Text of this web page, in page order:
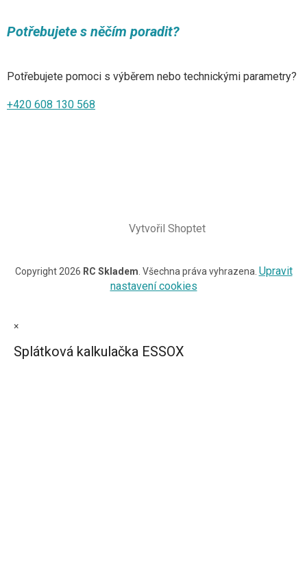
Potřebujete s něčím poradit?
Potřebujete pomoci s výběrem nebo technickými parametry?
+420 608 130 568
Vytvořil Shoptet
Copyright 2026 RC Skladem . Všechna práva vyhrazena. Upravit
nastavení cookies
×
Splátková kalkulačka ESSOX